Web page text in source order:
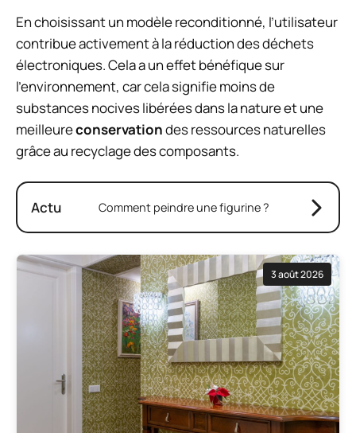
En choisissant un modèle reconditionné, l’utilisateur
contribue activement à la réduction des déchets
électroniques. Cela a un effet bénéfique sur
l’environnement, car cela signifie moins de
substances nocives libérées dans la nature et une
meilleureconservationdes ressources naturelles
grâce au recyclage des composants.
Actu Comment peindre une figurine ?
3 août 2026